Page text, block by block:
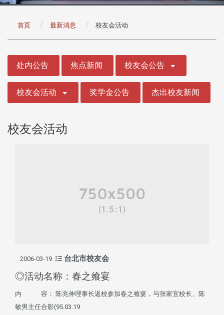
首页 最新消息 校友会活动
处内公告 焦点新闻 校友会公告
校友会活动 奖学金公告 杰出校友新闻
校友会活动
2006-03-19 台北市校友会
◎活动名称：春之飨宴
内 容： 陈兆伸理事长返校参加春之飨宴，与张家宜校长、陈
敏男主任合影(95.03.19